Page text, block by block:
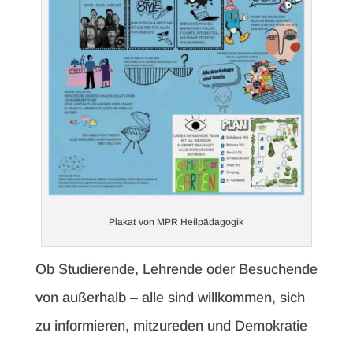
Plakat von MPR Heilpädagogik
Ob Studierende, Lehrende oder Besuchende
von außerhalb – alle sind willkommen, sich
zu informieren, mitzureden und Demokratie